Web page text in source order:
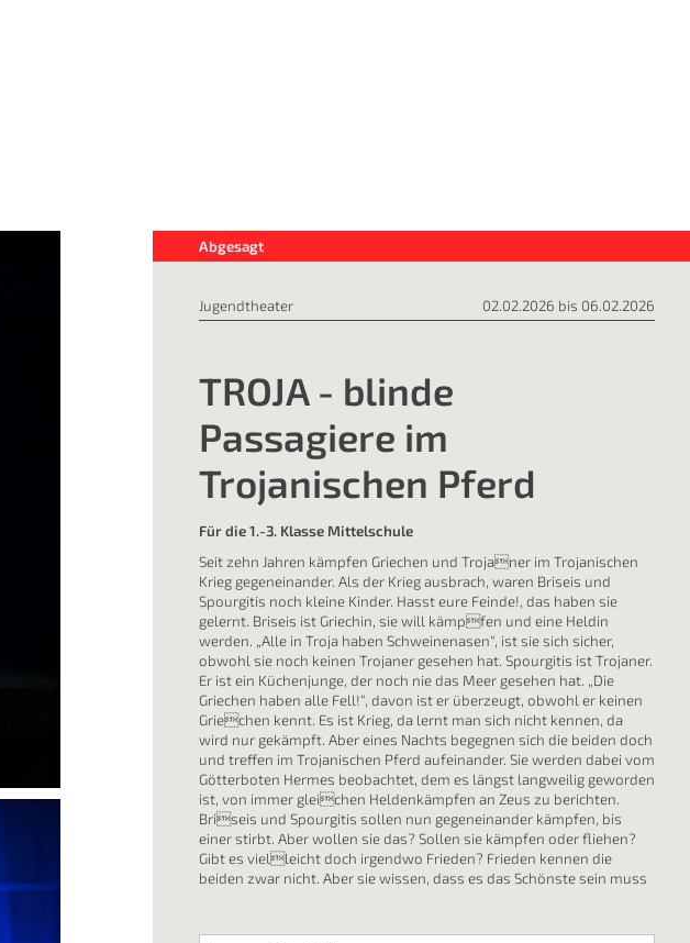
Abgesagt
Jugendtheater 02.02.2026 bis 06.02.2026
TROJA - blinde
Passagiere im
Trojanischen Pferd
Für die 1.-3. Klasse Mittelschule
Seit zehn Jahren kämpfen Griechen und Trojaner im Trojanischen
Krieg gegeneinander. Als der Krieg ausbrach, waren Briseis und
Spourgitis noch kleine Kinder. Hasst eure Feinde!, das haben sie
gelernt. Briseis ist Griechin, sie will kämpfen und eine Heldin
werden. „Alle in Troja haben Schweinenasen“, ist sie sich sicher,
obwohl sie noch keinen Trojaner gesehen hat. Spourgitis ist Trojaner.
Er ist ein Küchenjunge, der noch nie das Meer gesehen hat. „Die
Griechen haben alle Fell!“, davon ist er überzeugt, obwohl er keinen
Griechen kennt. Es ist Krieg, da lernt man sich nicht kennen, da
wird nur gekämpft. Aber eines Nachts begegnen sich die beiden doch
und treffen im Trojanischen Pferd aufeinander. Sie werden dabei vom
Götterboten Hermes beobachtet, dem es längst langweilig geworden
ist, von immer gleichen Heldenkämpfen an Zeus zu berichten.
Briseis und Spourgitis sollen nun gegeneinander kämpfen, bis
einer stirbt. Aber wollen sie das? Sollen sie kämpfen oder fliehen?
Gibt es vielleicht doch irgendwo Frieden? Frieden kennen die
beiden zwar nicht. Aber sie wissen, dass es das Schönste sein muss